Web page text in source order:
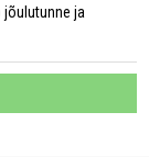
jõulutunne ja